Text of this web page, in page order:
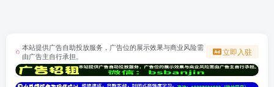
本站提供广告自助投放服务，广告位的展示效果与商业风险需
由广告主自行承担。
立即入驻